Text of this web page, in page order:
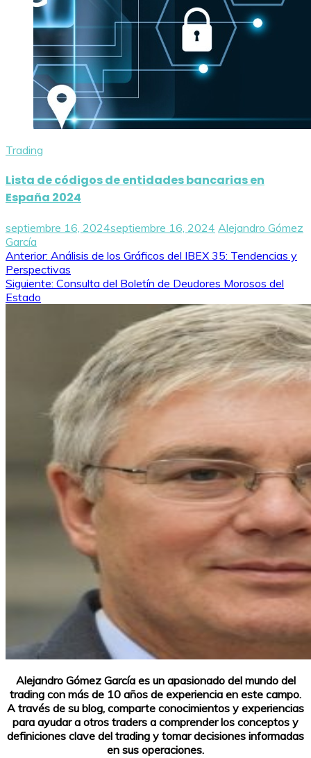
Trading
Lista de códigos de entidades bancarias en
España 2024
septiembre 16, 2024septiembre 16, 2024 Alejandro Gómez
García
Navegación
de
entradas
Anterior: Análisis de los Gráficos del IBEX 35: Tendencias y
Perspectivas
Siguiente: Consulta del Boletín de Deudores Morosos del
Estado
Alejandro Gómez García es un apasionado del mundo del
trading con más de 10 años de experiencia en este campo.
A través de su blog, comparte conocimientos y experiencias
para ayudar a otros traders a comprender los conceptos y
definiciones clave del trading y tomar decisiones informadas
en sus operaciones.